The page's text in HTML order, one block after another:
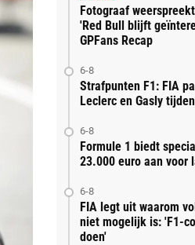
Fotograaf
'Red Bull blijft
GPFans Recap
6-8
Strafpunten F1: FIA
Leclerc en Gasly
6-8
Formule 1 biedt
23.000 euro aan voor
6-8
FIA legt uit waarom
niet mogelijk is: 'F1-
doen'